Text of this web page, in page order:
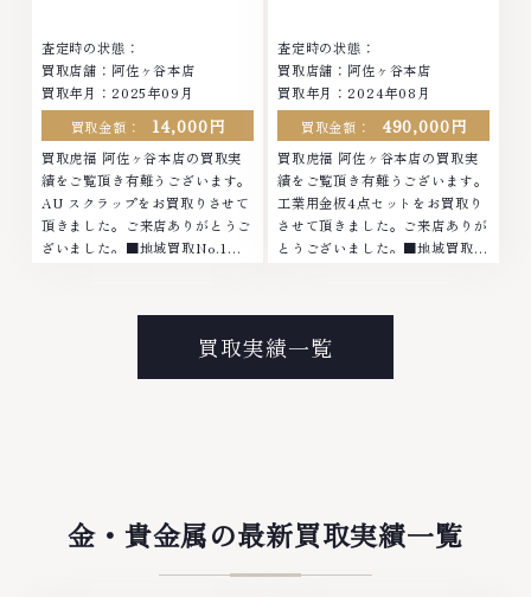
査定時の状態：
買取店舗：阿佐ヶ谷本店
買取年月：2025年09月
買取金額：
14,000円
買取虎福 阿佐ヶ谷本店の買取実
績をご覧頂き有難うございます。
AU スクラップをお買取りさせて
頂きました。ご来店ありがとうご
ざいました。■地域買取No.1へ
りのことなら、お任せくださいな
かでも金・プラチナ等のアクセサ
リー・貴金属・宝石・ダイヤモン
ド・ジュエリーや ブランド品・
段の付かなかったお品物でも、一
査定時の状態：
買取店舗：阿佐ヶ谷本店
買取年月：2024年08月
買取金額：
490,000円
買取虎福 阿佐ヶ谷本店の買取実
績をご覧頂き有難うございます。
工業用金板4点セットをお買取り
させて頂きました。ご来店ありが
とうございました。■地域買取
酒買取りのことなら、お任せくだ
さい。なかでも金・プラチナ等の
アクセサリー・貴金属・宝石・ダ
イヤモンド・ジュエリーや ブラ
店ではお値段の付かなかったお品
買取実績一覧
金・貴金属の最新買取実績一覧